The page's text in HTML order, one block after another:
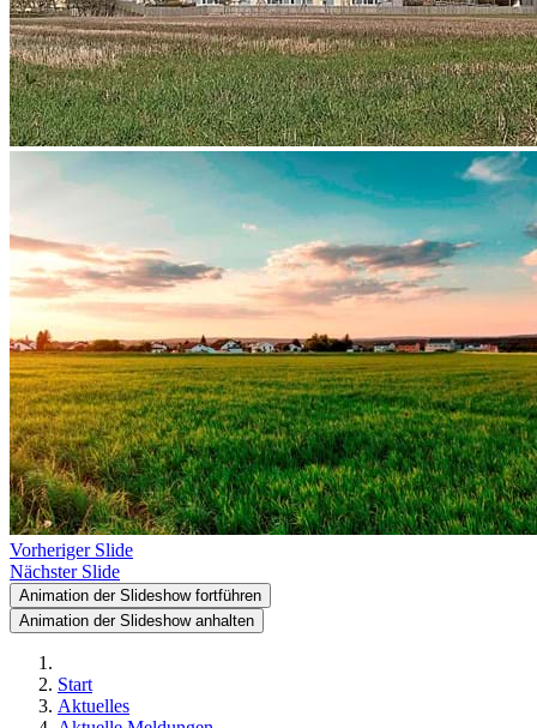
Vorheriger Slide
Nächster Slide
Animation der Slideshow fortführen
Animation der Slideshow anhalten
Start
Aktuelles